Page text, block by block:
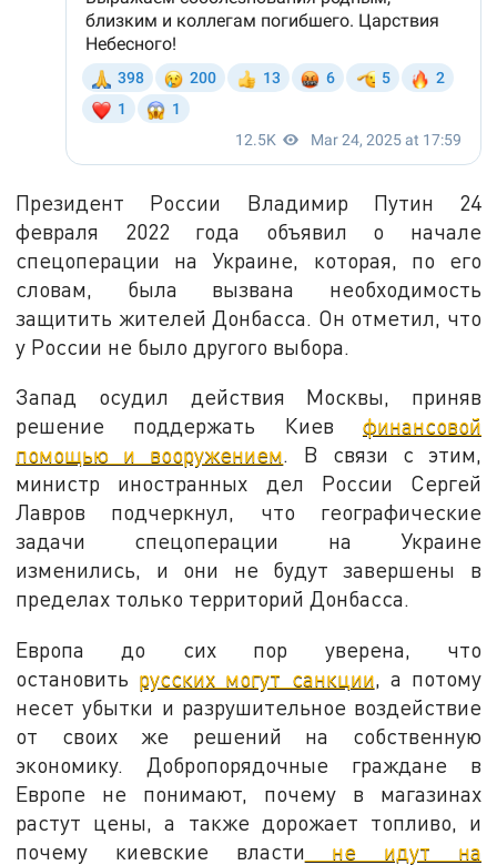
Президент России Владимир Путин 24
февраля 2022 года объявил о начале
спецоперации на Украине, которая, по его
словам, была вызвана необходимость
защитить жителей Донбасса. Он отметил, что
у России не было другого выбора.
Запад осудил действия Москвы, приняв
решение поддержать Киев финансовой
помощью и вооружением. В связи с этим,
министр иностранных дел России Сергей
Лавров подчеркнул, что географические
задачи спецоперации на Украине
изменились, и они не будут завершены в
пределах только территорий Донбасса.
Европа до сих пор уверена, что
остановить русских могут санкции, а потому
несет убытки и разрушительное воздействие
от своих же решений на собственную
экономику. Добропорядочные граждане в
Европе не понимают, почему в магазинах
растут цены, а также дорожает топливо, и
почему киевские власти не идут на